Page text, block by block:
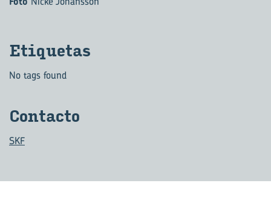
Eti­que­tas
No tags found
Con­tac­to
SKF